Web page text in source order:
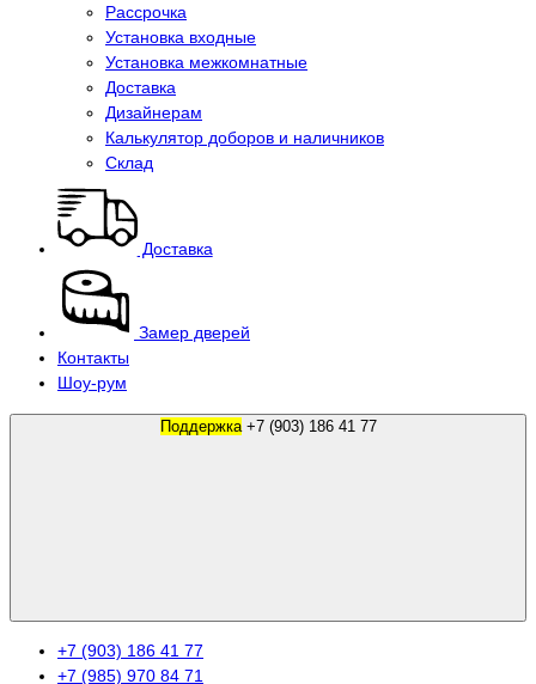
Рассрочка
Установка входные
Установка межкомнатные
Доставка
Дизайнерам
Калькулятор доборов и наличников
Склад
Доставка
Замер дверей
Контакты
Шоу-рум
Поддержка +7 (903) 186 41 77
+7 (903) 186 41 77
+7 (985) 970 84 71